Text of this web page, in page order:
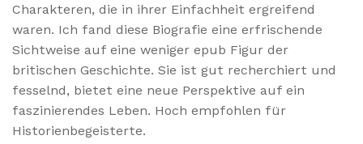
Charakteren, die in ihrer Einfachheit ergreifend
waren. Ich fand diese Biografie eine erfrischende
Sichtweise auf eine weniger epub Figur der
britischen Geschichte. Sie ist gut recherchiert und
fesselnd, bietet eine neue Perspektive auf ein
faszinierendes Leben. Hoch empfohlen für
Historienbegeisterte.